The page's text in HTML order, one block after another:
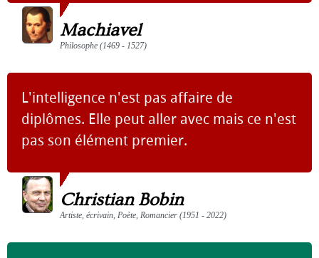
Machiavel
Philosophe (1469 - 1527)
L'intelligence n'est pas affaire de
diplômes. Elle peut aller avec mais ce n'est
pas son élément premier.
Christian Bobin
Artiste, écrivain, Poète, Romancier (1951 - 2022)